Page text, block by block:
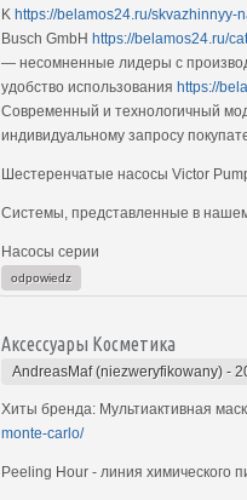
K https://belamos24.ru/skvazhinnyy-
Busch GmbH https://belamos24.ru/
— несомненные лидеры с
удобство использования https://
Современный и технологичный
индивидуальному запросу
Шестеренчатые насосы Victor
Системы, представленные в
Насосы серии
odpowiedz
Аксессуары Косметика
AndreasMaf (niezweryfikowany) -
Хиты бренда: Мультиактивная
monte-carlo/
Peeling Hour - линия химического